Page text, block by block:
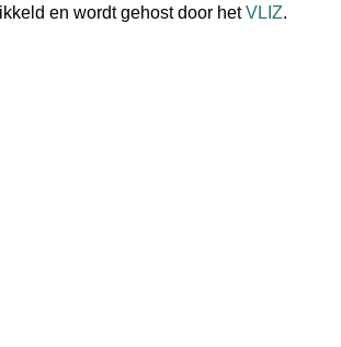
en wordt gehost door hetVLIZ.